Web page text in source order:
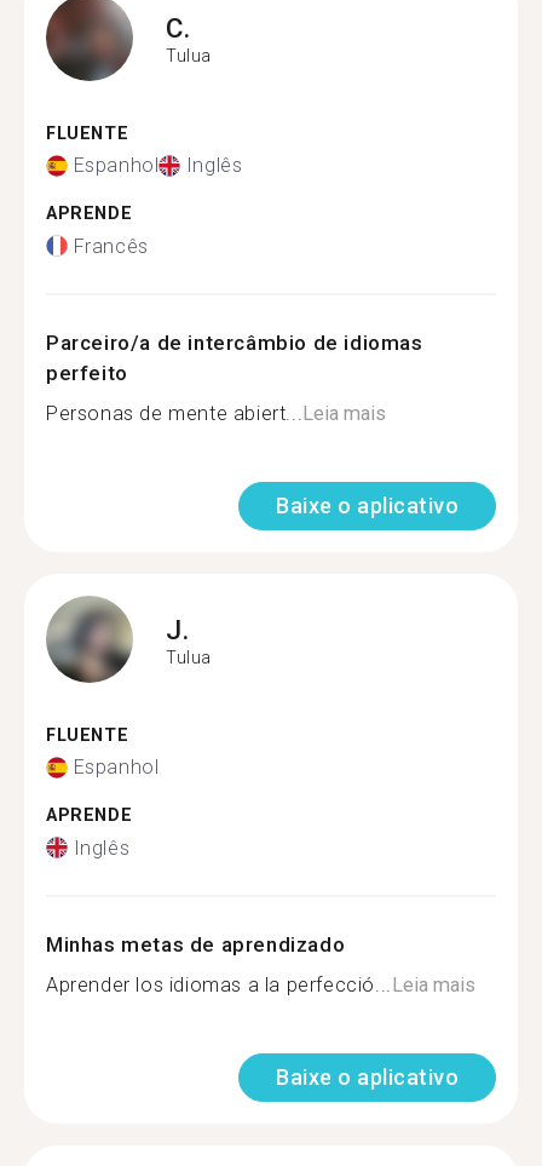
C.
Tulua
FLUENTE
Espanhol Inglês
APRENDE
Francês
Parceiro/a de intercâmbio de idiomas
perfeito
Personas de mente abiert... Leia mais
Baixe o aplicativo
J.
Tulua
FLUENTE
Espanhol
APRENDE
Inglês
Minhas metas de aprendizado
Aprender los idiomas a la perfecció... Leia mais
Baixe o aplicativo